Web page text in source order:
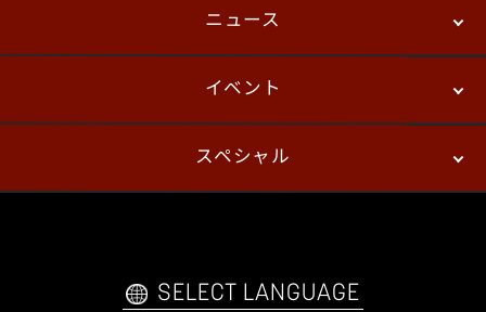
バトル
ニュース
パッチノート
イベント
プレイヤーズ
スペシャル
自己紹介カードメーカー アーケード
SELECT LANGUAGE